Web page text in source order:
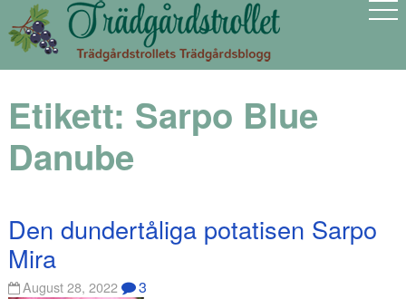
Etikett: Sarpo Blue
Danube
Den dundertåliga potatisen Sarpo
Mira
August 28, 2022 3